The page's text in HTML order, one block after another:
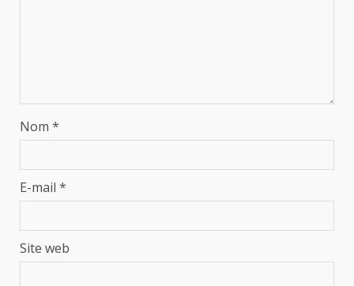
Nom *
E-mail *
Site web